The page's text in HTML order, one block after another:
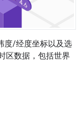
度/经度坐标以及选
区数据，包括世界